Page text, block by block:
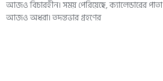
আজও বিচারহীন। সময় পেরিয়েছে, ক্যালেন্ডারের
আজও অধরা। তদন্তভার গ্রহণের